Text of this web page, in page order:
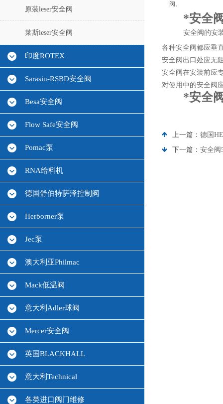
原装leser安全阀
莱斯leser安全阀
印度ROTEX
Sarasin-RSBD安全阀
Besa安全阀
Flow Safe安全阀
Pomac泵
RNA给料机
德国舒伯特萨泽控制阀
Herborner泵
Jec泵
澳大利亚Philmac
Mack低温阀
意大利Adler球阀
Mercer安全阀
英国BLACKHALL
意大利Technical
各类进口阀门维修
阀 。
*安全
安全阀的安
各种安全阀都应垂
安全阀出口处应无
安全阀在安装前应
对使用中的安全阀
*安全
上一篇： 德国
下一篇： 安全阀